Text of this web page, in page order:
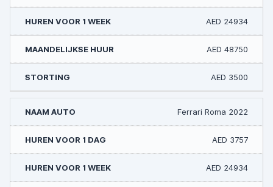
AED 24934
AED 48750
AED 3500
Ferrari Roma 2022
AED 3757
AED 24934